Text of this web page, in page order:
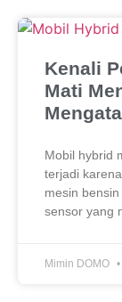
Kenali
Mati
Mobil hybrid
terjadi
mesin
sensor yang
Mimin DOMO